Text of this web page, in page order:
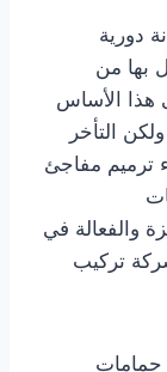
دورية
بها من
هذا الأساس
التأخر
ترميم مفاجئ
والفعالة في
تركيب
حمامات